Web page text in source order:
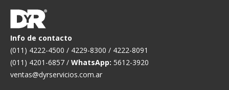
Info de contacto
(011) 4222-4500 / 4229-8300 / 4222-8091
(011) 4201-6857 / WhatsApp: 5612-3920
ventas@dyrservicios.com.ar